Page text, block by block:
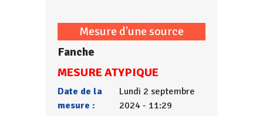
Mesure d'une source
Fanche
MESURE ATYPIQUE
Date de la
mesure :
Lundi 2 septembre
2024 - 11:29